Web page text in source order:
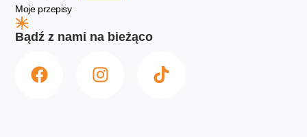
Moje przepisy
Bądź z nami na bieżąco